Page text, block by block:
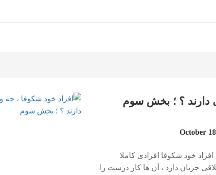
دارند ؟ ؛ بخش سوم
خود شکوفا افرادی کاملا
جریان دارد ، آن ها کار درست را